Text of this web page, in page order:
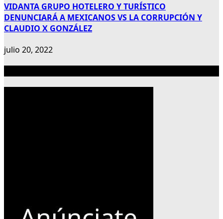
VIDANTA GRUPO HOTELERO Y TURÍSTICO
DENUNCIARÁ A MEXICANOS VS LA CORRUPCIÓN Y
CLAUDIO X GONZÁLEZ
julio 20, 2022